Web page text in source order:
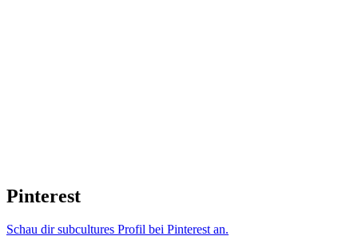
Pinterest
Schau dir subcultures Profil bei Pinterest an.